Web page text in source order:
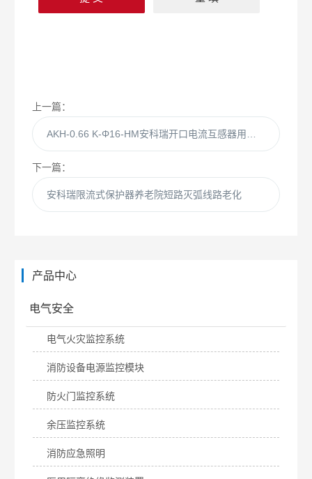
上一篇：
下一篇：
安科瑞限流式保护器养老院短路灭弧线路老化
产品中心
电气安全
电气火灾监控系统
消防设备电源监控模块
防火门监控系统
余压监控系统
消防应急照明